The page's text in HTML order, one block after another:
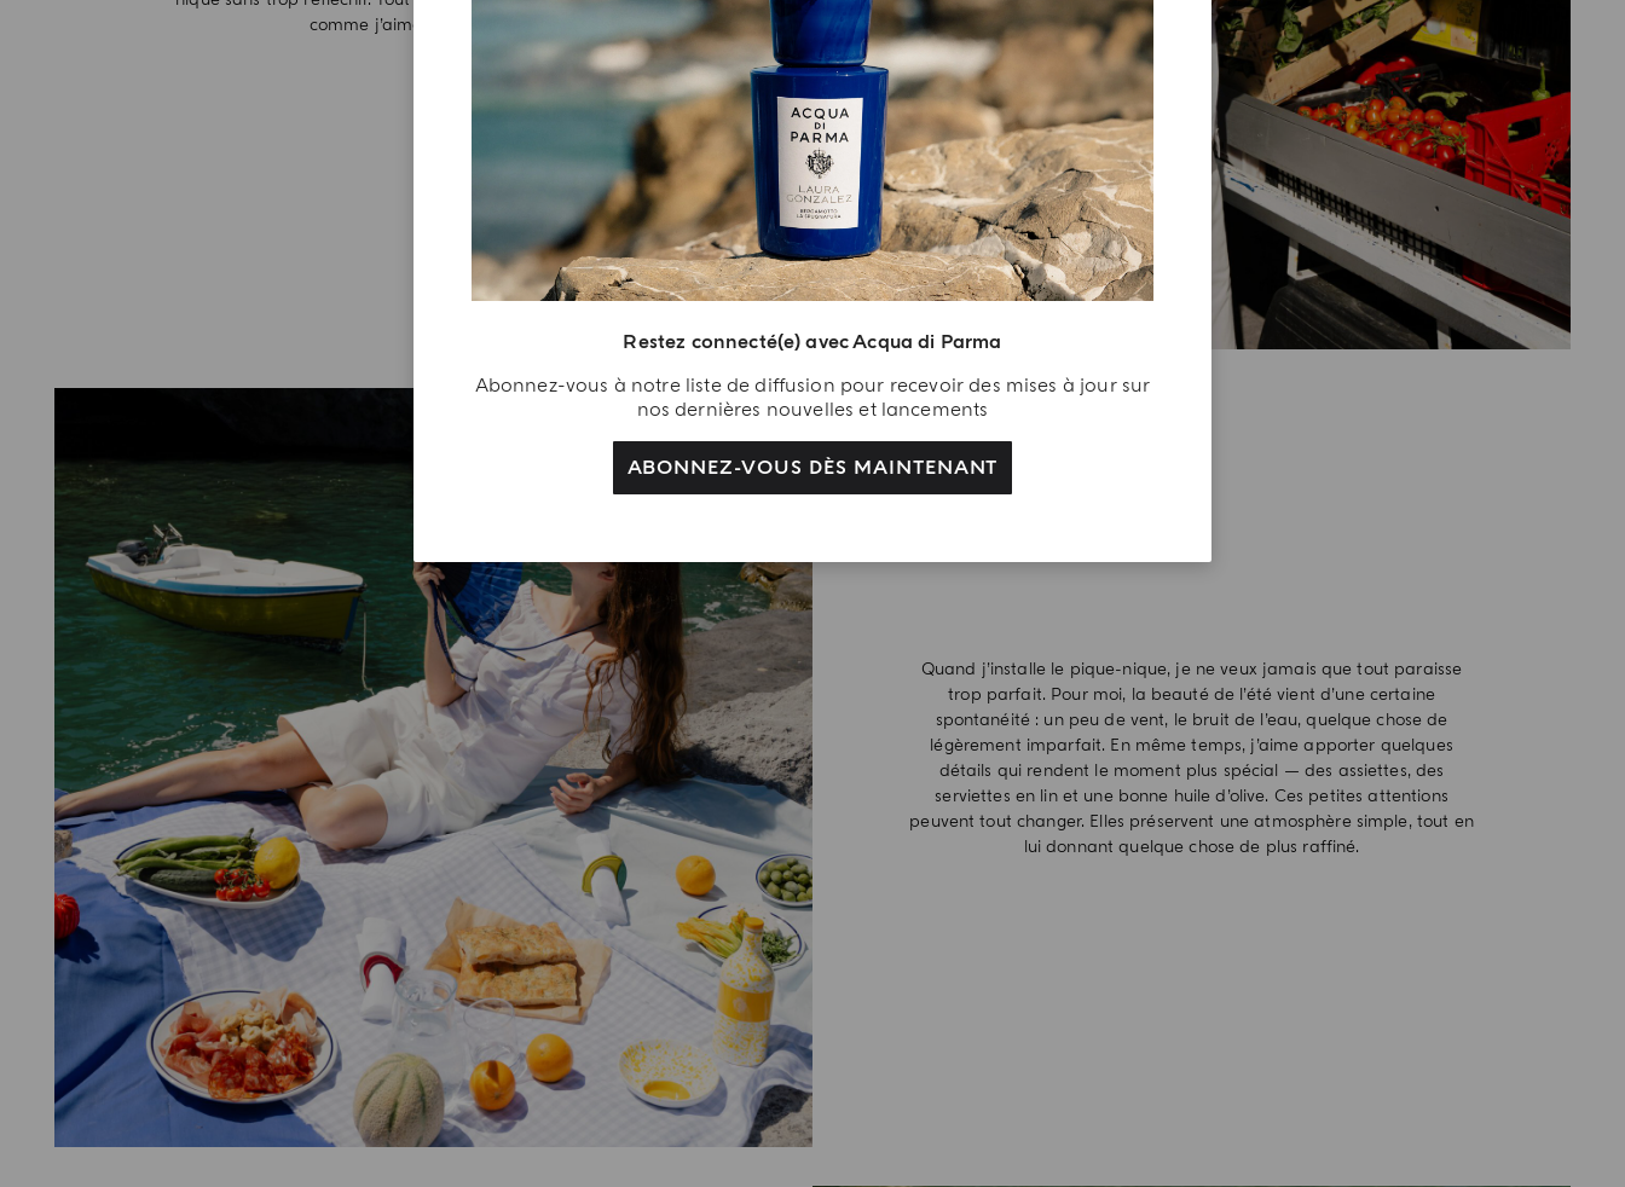
Restez connecté(e) avec Acqua di Parma
Abonnez-vous à notre liste de diffusion pour recevoir des mises à jour sur
nos dernières nouvelles et lancements
ABONNEZ-VOUS DÈS MAINTENANT
comme j’aime que l’été se vive.
Quand j’installe le pique-nique, je ne veux jamais que tout paraisse
trop parfait. Pour moi, la beauté de l’été vient d’une certaine
spontanéité : un peu de vent, le bruit de l’eau, quelque chose de
légèrement imparfait. En même temps, j’aime apporter quelques
détails qui rendent le moment plus spécial — des assiettes, des
serviettes en lin et une bonne huile d’olive. Ces petites attentions
peuvent tout changer. Elles préservent une atmosphère simple, tout en
lui donnant quelque chose de plus raffiné.